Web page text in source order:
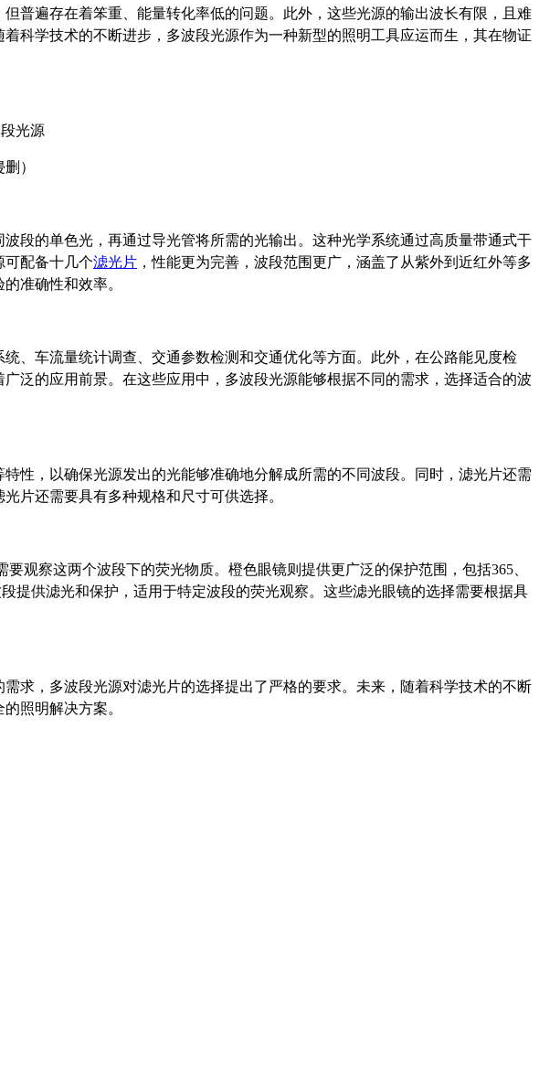
普遍存在着笨重、能量转化率低的问题。此外，这些光源的输出波长有限，且难
科学技术的不断进步，多波段光源作为一种新型的照明工具应运而生，其在物证
）
段的单色光，再通过导光管将所需的光输出。这种光学系统通过高质量带通式干
可配备十几个滤光片 ，性能更为完善，波段范围更广，涵盖了从紫外到近红外等多
准确性和效率。
、车流量统计调查、交通参数检测和交通优化等方面。此外，在公路能见度检
泛的应用前景。在这些应用中，多波段光源能够根据不同的需求，选择适合的波
性，以确保光源发出的光能够准确地分解成所需的不同波段。同时，滤光片还需
片还需要具有多种规格和尺寸可供选择。
观察这两个波段下的荧光物质。橙色眼镜则提供更广泛的保护范围，包括365、
提供滤光和保护，适用于特定波段的荧光观察。这些滤光眼镜的选择需要根据具
求，多波段光源对滤光片的选择提出了严格的要求。未来，随着科学技术的不断
照明解决方案。